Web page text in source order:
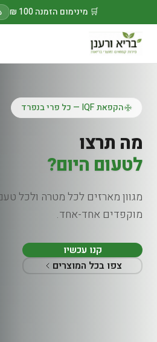
🛒 מינימום הזמנה 100 ₪
פרוביוטיקה טבעית
מוצרים
מותססים וחמוצים
טבעי, בריא ומלא בחיידקים
באהבה, ללא חומרים משמרים.
גלו את הקולקציה
למידע נוסף